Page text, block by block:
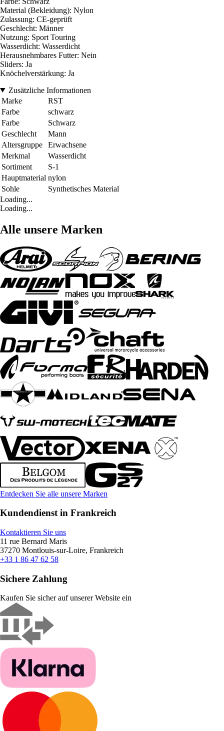
Material (Bekleidung): Nylon
Zulassung: CE-geprüft
Geschlecht: Männer
Nutzung: Sport Touring
Wasserdicht: Wasserdicht
Herausnehmbares Futter: Nein
Sliders: Ja
Knöchelverstärkung: Ja
Zusätzliche Informationen
Marke
RST
Farbe
schwarz
Farbe
Schwarz
Geschlecht
Mann
Altersgruppe
Erwachsene
Merkmal
Wasserdicht
Sortiment
S-1
Hauptmaterial nylon
Sohle
Synthetisches Material
Loading...
Loading...
Alle unsere Marken
Entdecken Sie alle unsere Marken
Kundendienst in Frankreich
Kontaktieren Sie uns
11 rue Bernard Maris
37270 Montlouis-sur-Loire, Frankreich
+33 1 86 47 62 58
Sichere Zahlung
Kaufen Sie sicher auf unserer Website ein